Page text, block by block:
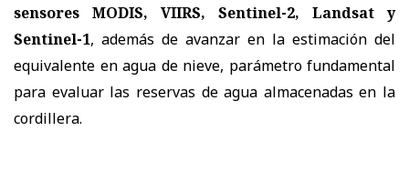
sensores MODIS, VIIRS, Sentinel-2, Landsat y
Sentinel-1, además de avanzar en la estimación del
equivalente en agua de nieve, parámetro fundamental
para evaluar las reservas de agua almacenadas en la
cordillera.